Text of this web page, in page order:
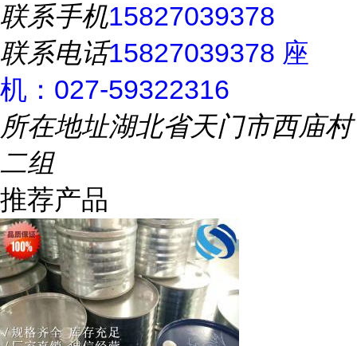
联系手机15827039378
联系电话15827039378 座
机：027-59322316
所在地址湖北省天门市西庙村
二组
推荐产品